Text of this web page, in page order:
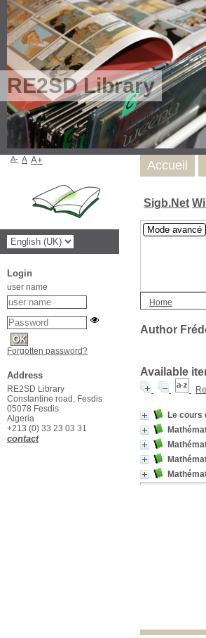
RE2SD Library
Sigb.Net
Mode avancé
Home
Author
Available
Le cours
Accueil
A- A A+
Login
user name
Forgotten password?
Address
RE2SD Library
Constantine road, Fesdis
05078 Fesdis
Algeria
+213 (0) 33 23 03 31
contact